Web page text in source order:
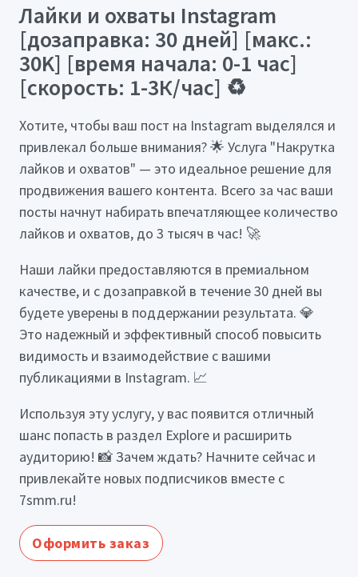
Лайки и охваты Instagram
[дозаправка: 30 дней] [макс.:
30K] [время начала: 0-1 час]
[скорость: 1-3К/час] ♻️
Хотите, чтобы ваш пост на Instagram выделялся и
привлекал больше внимания? 🌟 Услуга "Накрутка
лайков и охватов" — это идеальное решение для
продвижения вашего контента. Всего за час ваши
посты начнут набирать впечатляющее количество
лайков и охватов, до 3 тысяч в час! 🚀
Наши лайки предоставляются в премиальном
качестве, и с дозаправкой в течение 30 дней вы
будете уверены в поддержании результата. 💎
Это надежный и эффективный способ повысить
видимость и взаимодействие с вашими
публикациями в Instagram. 📈
Используя эту услугу, у вас появится отличный
шанс попасть в раздел Explore и расширить
аудиторию! 📸 Зачем ждать? Начните сейчас и
привлекайте новых подписчиков вместе с
7smm.ru!
Оформить заказ